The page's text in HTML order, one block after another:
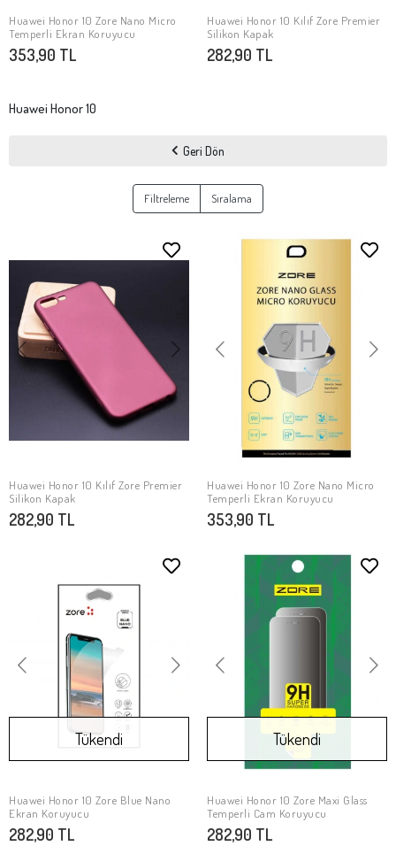
SEPETE EKLE
Huawei Honor 10 Zore Nano Micro
Temperli Ekran Koruyucu
353,90 TL
SEPETE EKLE
Huawei Honor 10 Kılıf Zore Premier
Silikon Kapak
282,90 TL
Huawei Honor 10
Geri Dön
Filtreleme Sıralama
SEPETE EKLE
Huawei Honor 10 Kılıf Zore Premier
Silikon Kapak
282,90 TL
SEPETE EKLE
Huawei Honor 10 Zore Nano Micro
Temperli Ekran Koruyucu
353,90 TL
Stokta Yok
Tükendi
Huawei Honor 10 Zore Blue Nano
Ekran Koruyucu
282,90 TL
Stokta Yok
Tükendi
Huawei Honor 10 Zore Maxi Glass
Temperli Cam Koruyucu
282,90 TL